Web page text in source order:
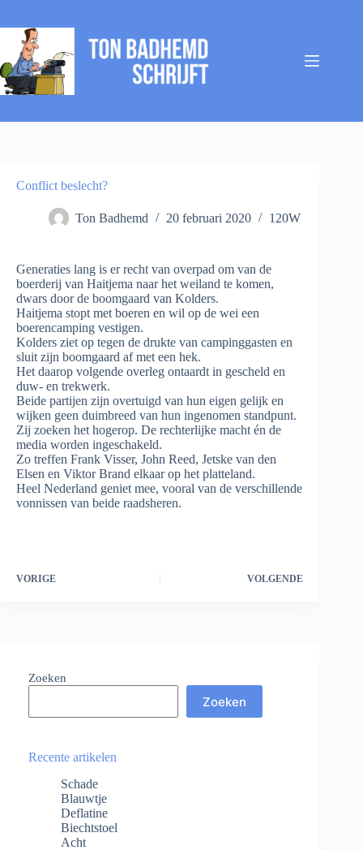
inhoud
Conflict beslecht?
Ton Badhemd 20 februari 2020 120W
Generaties lang is er recht van overpad om van de
boerderij van Haitjema naar het weiland te komen,
dwars door de boomgaard van Kolders.
Haitjema stopt met boeren en wil op de wei een
boerencamping vestigen.
Kolders ziet op tegen de drukte van campinggasten en
sluit zijn boomgaard af met een hek.
Het daarop volgende overleg ontaardt in gescheld en
duw- en trekwerk.
Beide partijen zijn overtuigd van hun eigen gelijk en
wijken geen duimbreed van hun ingenomen standpunt.
Zij zoeken het hogerop. De rechterlijke macht én de
media worden ingeschakeld.
Zo treffen Frank Visser, John Reed, Jetske van den
Elsen en Viktor Brand elkaar op het platteland.
Heel Nederland geniet mee, vooral van de verschillende
vonnissen van beide raadsheren.
VORIGE VOLGENDE
Zoeken
Zoeken
Recente artikelen
Schade
Blauwtje
Deflatine
Biechtstoel
Acht